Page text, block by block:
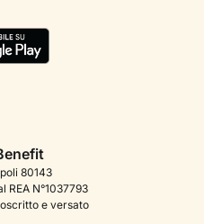
80143
REA N°1037793
e versato